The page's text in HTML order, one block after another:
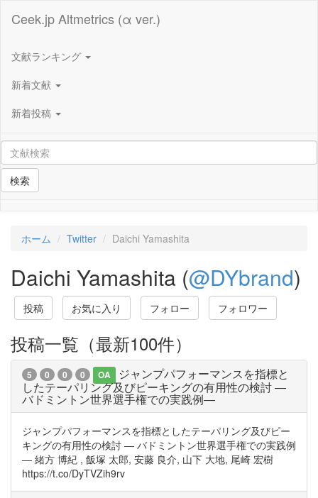
Ceek.jp Altmetrics (α ver.)
文献ランキング
新着文献
新着投稿
検索
ホーム Twitter Daichi Yamashita
Daichi Yamashita (@DYbrand)
投稿 お気に入り フォロー フォロワー
投稿一覧（最新100件）
5 0 0 0 OA
ジャンプパフォーマンスを指標と
したテーパリング及びピーキングの有用性の検討 ―
バドミントン世界選手権での実践例―
ジャンプパフォーマンスを指標としたテーパリング及びピー
キングの有用性の検討 ― バドミントン世界選手権での実践例
― 緒方 博紀 , 飯塚 太郎, 安藤 良介, 山下 大地, 尾崎 宏樹
https://t.co/DyTVZih9rv